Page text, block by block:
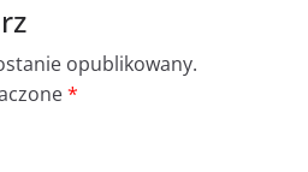
opublikowany.
*